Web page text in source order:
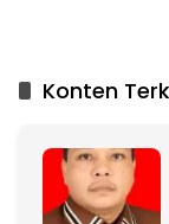
e Konten